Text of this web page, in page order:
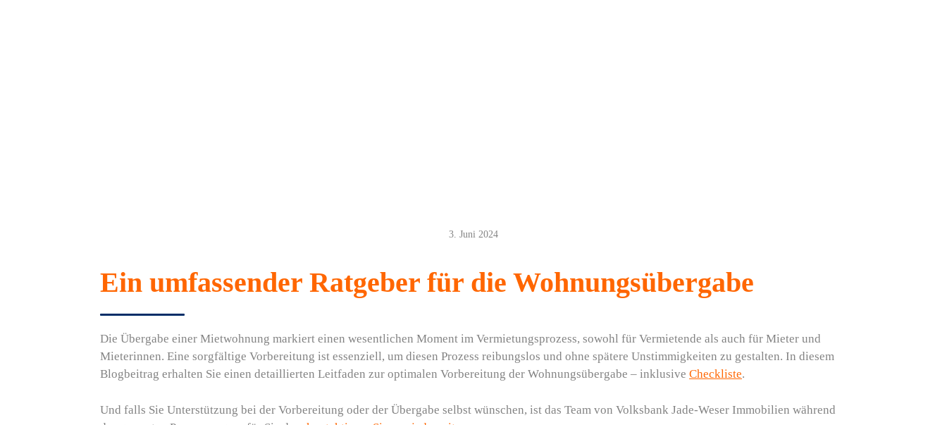
3. Juni 2024
Ein umfassender Ratgeber für die Wohnungsübergabe
Die Übergabe einer Mietwohnung markiert einen wesentlichen Moment im Vermietungsprozess, sowohl für Vermietende als auch für Mieter und
Mieterinnen. Eine sorgfältige Vorbereitung ist essenziell, um diesen Prozess reibungslos und ohne spätere Unstimmigkeiten zu gestalten. In diesem
Blogbeitrag erhalten Sie einen detaillierten Leitfaden zur optimalen Vorbereitung der Wohnungsübergabe – inklusive Checkliste.
Und falls Sie Unterstützung bei der Vorbereitung oder der Übergabe selbst wünschen, ist das Team von Volksbank Jade-Weser Immobilien während